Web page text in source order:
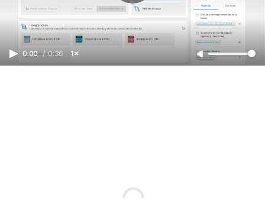
0:00 / 0:36 1×